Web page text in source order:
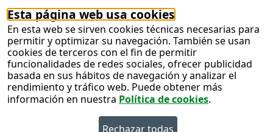
Esta página web usa cookies
En esta web se sirven cookies técnicas necesarias para
permitir y optimizar su navegación. También se usan
cookies de terceros con el fin de permitir
funcionalidades de redes sociales, ofrecer publicidad
basada en sus hábitos de navegación y analizar el
rendimiento y tráfico web. Puede obtener más
información en nuestra Política de cookies.